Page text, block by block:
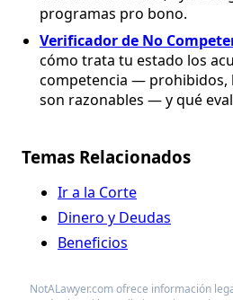
programas pro bono.
Verificador de No
cómo trata tu estado los
competencia — prohibidos,
son razonables — y qué
Temas Relacionados
Ir a la Corte
Dinero y Deudas
Beneficios
NotALawyer.com ofrece información